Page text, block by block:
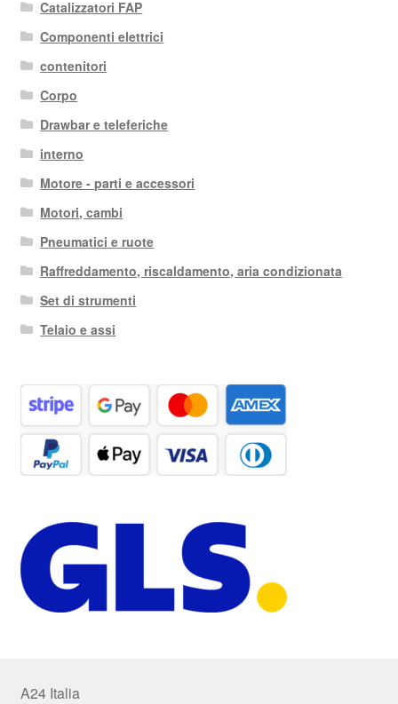
Catalizzatori FAP
Componenti elettrici
contenitori
Corpo
Drawbar e teleferiche
interno
Motore - parti e accessori
Motori, cambi
Pneumatici e ruote
Raffreddamento, riscaldamento, aria condizionata
Set di strumenti
Telaio e assi
A24 Italia